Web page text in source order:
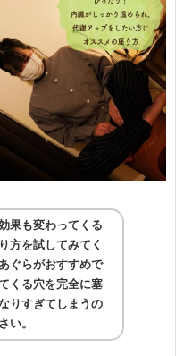
果も変わってくる
方を試してみてく
ぐらがおすすめで
くる穴を完全に塞
りすぎてしまうの
い。